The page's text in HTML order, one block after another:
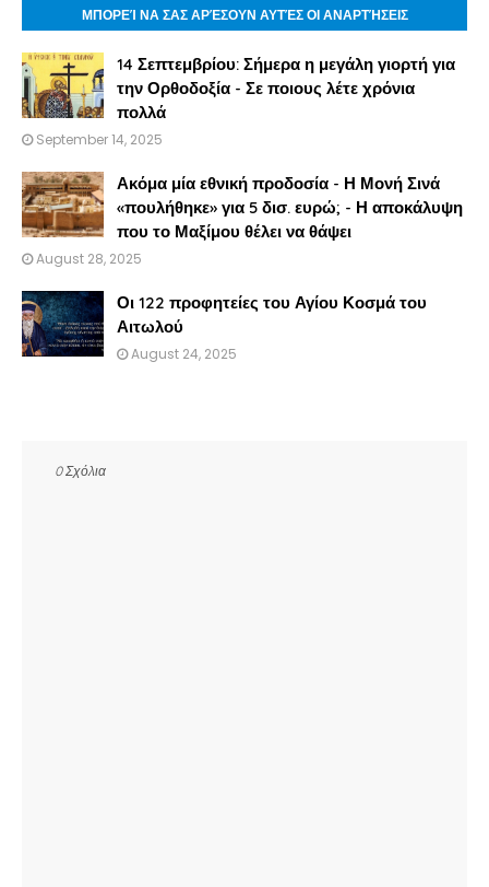
ΜΠΟΡΕΊ ΝΑ ΣΑΣ ΑΡΈΣΟΥΝ ΑΥΤΈΣ ΟΙ ΑΝΑΡΤΉΣΕΙΣ
14 Σεπτεμβρίου: Σήμερα η μεγάλη γιορτή για
την Ορθοδοξία - Σε ποιους λέτε χρόνια
πολλά
September 14, 2025
Ακόμα μία εθνική προδοσία - Η Μονή Σινά
«πουλήθηκε» για 5 δισ. ευρώ; - Η αποκάλυψη
που το Μαξίμου θέλει να θάψει
August 28, 2025
Οι 122 προφητείες του Αγίου Κοσμά του
Αιτωλού
August 24, 2025
0 Σχόλια